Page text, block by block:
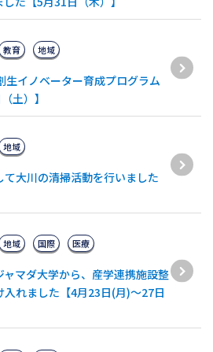
生イノベーター育成プログラム
土）】
教育 地域
大川の清掃活動を行いました
地域
マダ大学から、産学連携施設整
れました【4月23日(月)～27日
地域 国際 医療